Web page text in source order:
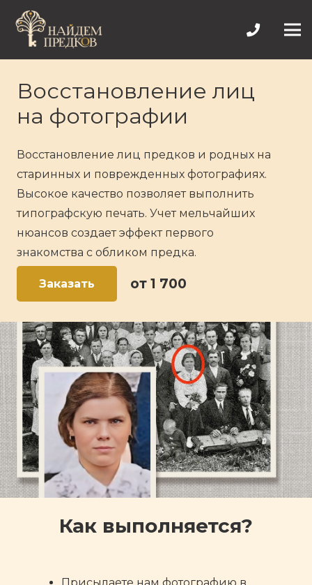
Восстановление лиц
на фотографии
Восстановление лиц предков и родных на
старинных и поврежденных фотографиях.
Высокое качество позволяет выполнить
типографскую печать. Учет мельчайших
нюансов создает эффект первого
знакомства с обликом предка.
Заказать от 1 700
Как выполняется?